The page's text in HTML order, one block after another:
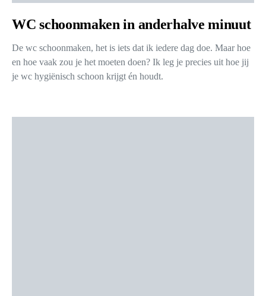
WC schoonmaken in anderhalve minuut
De wc schoonmaken, het is iets dat ik iedere dag doe. Maar hoe
en hoe vaak zou je het moeten doen? Ik leg je precies uit hoe jij
je wc hygiënisch schoon krijgt én houdt.